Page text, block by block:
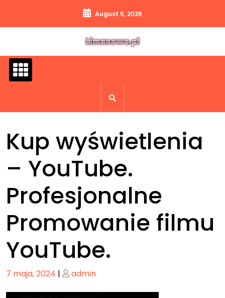
content
August 5, 2026
Kup wyświetlenia
– YouTube.
Profesjonalne
Promowanie filmu
YouTube.
Posted
7 maja, 2024 | Posted
admin